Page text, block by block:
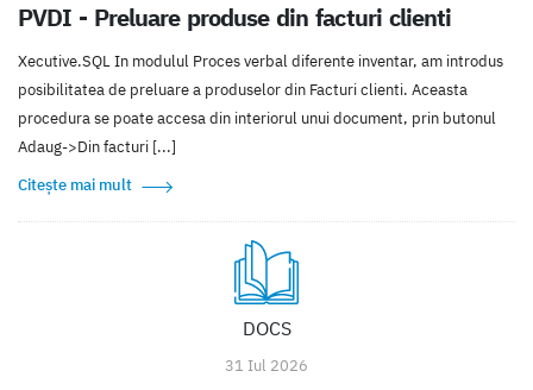
PVDI - Preluare produse din facturi clienti
Xecutive.SQL In modulul Proces verbal diferente inventar, am introdus
posibilitatea de preluare a produselor din Facturi clienti. Aceasta
procedura se poate accesa din interiorul unui document, prin butonul
Adaug->Din facturi [...]
Citește mai mult
DOCS
31 Iul 2026